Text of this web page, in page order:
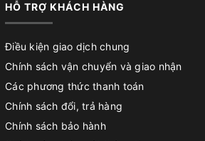
HỖ TRỢ KHÁCH HÀNG
Điều kiện giao dịch chung
Chính sách vận chuyển và giao nhận
Các phương thức thanh toán
Chính sách đổi, trả hàng
Chính sách bảo hành